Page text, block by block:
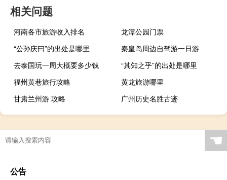
相关问题
河南各市旅游收入排名
龙潭公园门票
“公孙庆曰”的出处是哪里
秦皇岛周边自驾游一日游
去泰国玩一周大概要多少钱
“其知之乎”的出处是哪里
福州黄巷旅行攻略
黄龙旅游哪里
甘肃兰州游 攻略
广州历史名胜古迹
☚
公告